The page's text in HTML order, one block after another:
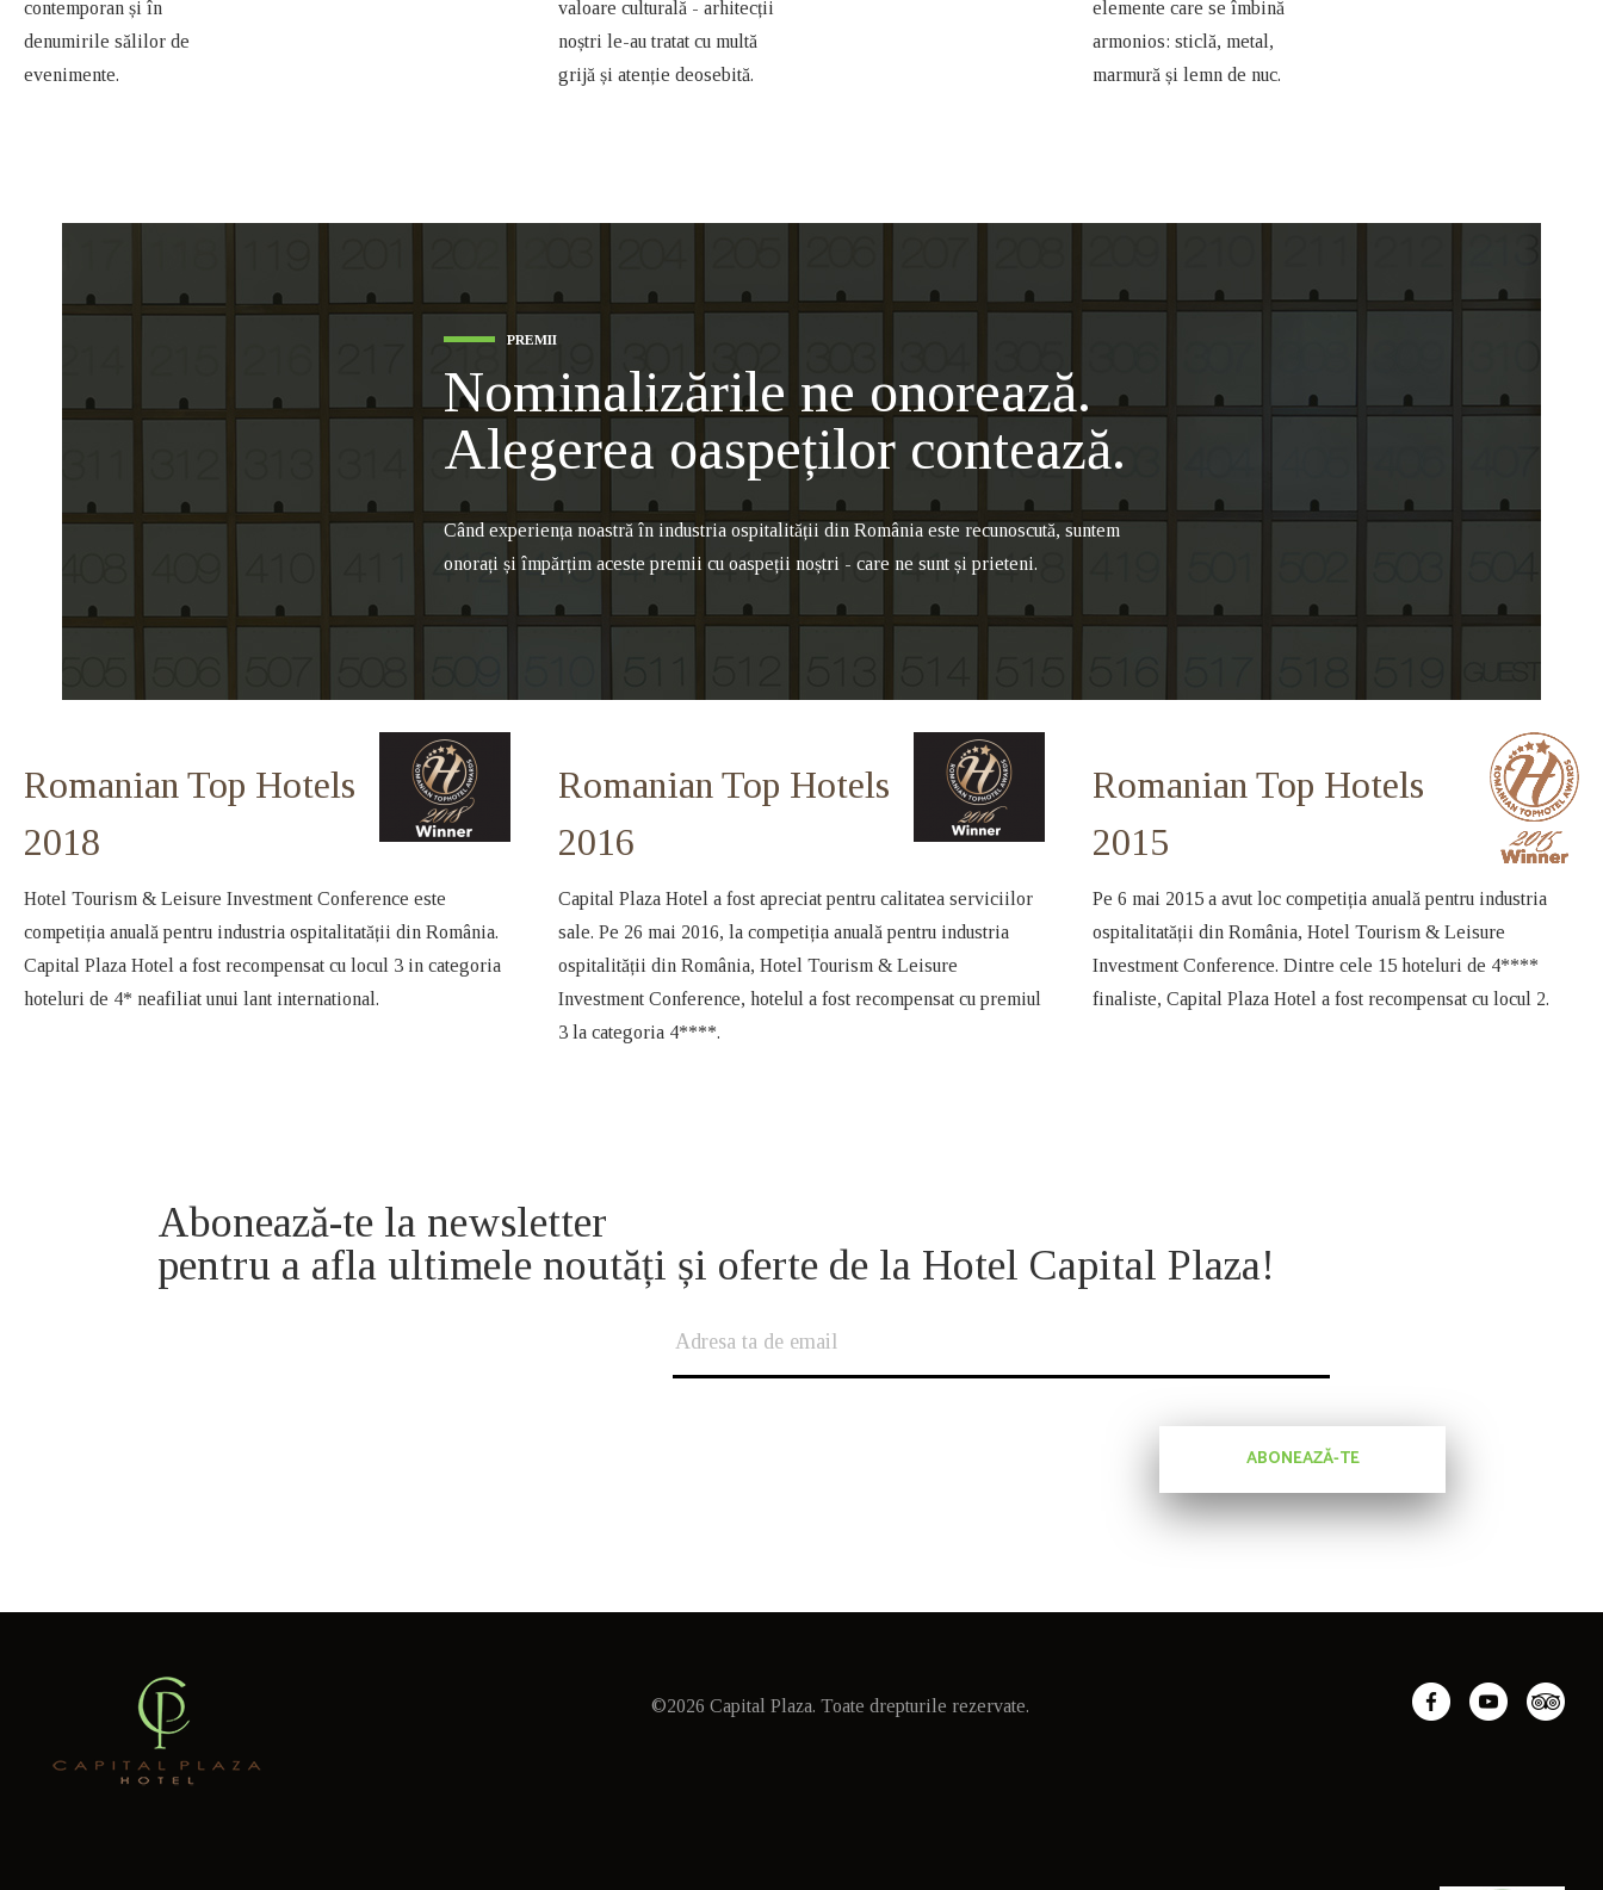
contemporan și în
denumirile sălilor de
evenimente.
valoare culturală - arhitecții
noștri le-au tratat cu multă
grijă și atenție deosebită.
elemente care se îmbină
armonios: sticlă, metal,
marmură și lemn de nuc.
PREMII
Nominalizările ne onorează.
Alegerea oaspeților contează.
Când experiența noastră în industria ospitalității din România este recunoscută, suntem
onorați și împărțim aceste premii cu oaspeții noștri - care ne sunt și prieteni.
Romanian Top Hotels
2018
Hotel Tourism & Leisure Investment Conference este
competiția anuală pentru industria ospitalitatății din România.
Capital Plaza Hotel a fost recompensat cu locul 3 in categoria
hoteluri de 4* neafiliat unui lant international.
Romanian Top Hotels
2016
Capital Plaza Hotel a fost apreciat pentru calitatea serviciilor
sale. Pe 26 mai 2016, la competiția anuală pentru industria
ospitalității din România, Hotel Tourism & Leisure
Investment Conference, hotelul a fost recompensat cu premiul
3 la categoria 4****.
Romanian Top Hotels
2015
Pe 6 mai 2015 a avut loc competiția anuală pentru industria
ospitalitatății din România, Hotel Tourism & Leisure
Investment Conference. Dintre cele 15 hoteluri de 4****
finaliste, Capital Plaza Hotel a fost recompensat cu locul 2.
Abonează-te la newsletter
pentru a afla ultimele noutăți și oferte de la Hotel Capital Plaza!
ABONEAZĂ-TE
©2026 Capital Plaza. Toate drepturile rezervate.